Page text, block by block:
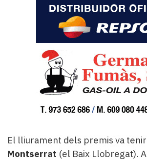
El lliurament dels premis va
Montserrat (el Baix Llobregat).